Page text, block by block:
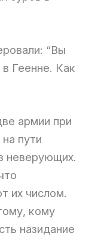
“Вы
Геенне. Как
армии при
пути
неверующих.
их числом.
кому
назидание